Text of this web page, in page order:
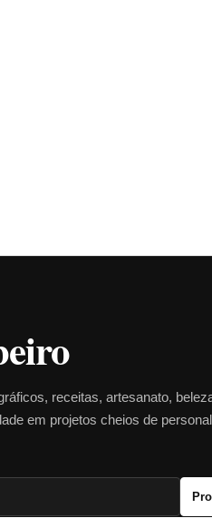
receitas, artesanato,
em projetos cheios de